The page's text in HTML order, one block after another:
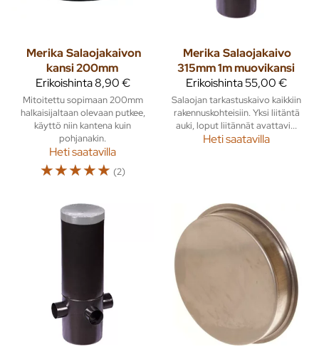
Merika Salaojakaivon
kansi 200mm
Erikoishinta8,90 €
Mitoitettu sopimaan 200mm
halkaisijaltaan olevaan putkee,
käyttö niin kantena kuin
pohjanakin.
Heti saatavilla
☆☆☆☆☆ (2)
Merika Salaojakaivo
315mm 1m muovikansi
Erikoishinta55,00 €
Salaojan tarkastuskaivo kaikkiin
rakennuskohteisiin. Yksi liitäntä
auki, loput liitännät avattavi...
Heti saatavilla